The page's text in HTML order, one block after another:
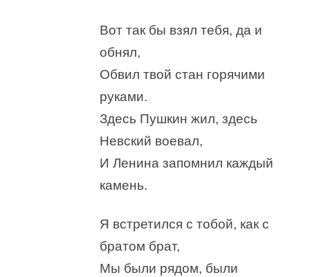
Вот так бы взял тебя, да и
обнял,
Обвил твой стан горячими
руками.
Здесь Пушкин жил, здесь
Невский воевал,
И Ленина запомнил каждый
камень.
Я встретился с тобой, как с
братом брат,
Мы были рядом, были